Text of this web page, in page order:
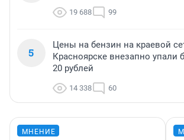
19 688 99
5
Цены на бензин на краевой
Красноярске внезапно упали
20 рублей
14 338 60
МНЕНИЕ